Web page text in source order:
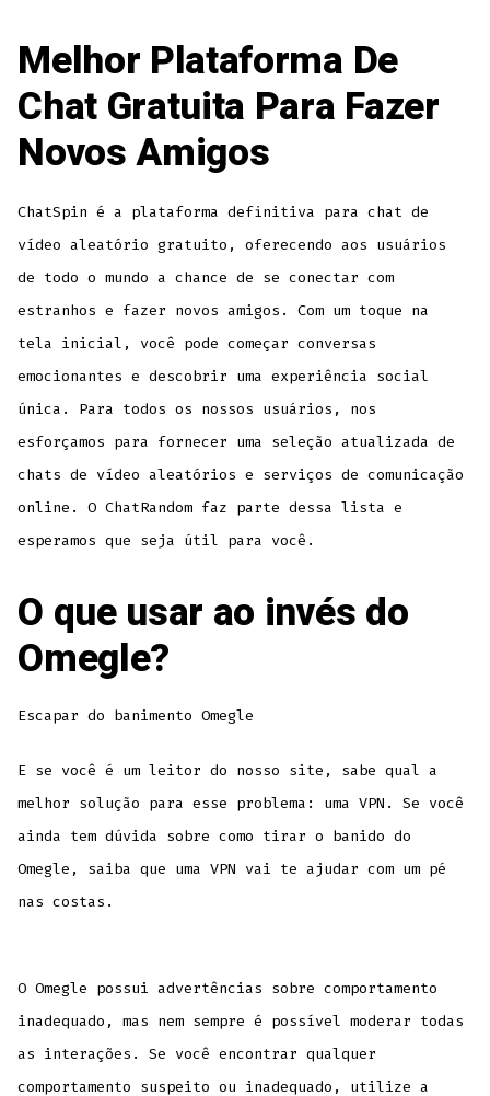
Melhor Plataforma De
Chat Gratuita Para Fazer
Novos Amigos
ChatSpin é a plataforma definitiva para chat de
vídeo aleatório gratuito, oferecendo aos usuários
de todo o mundo a chance de se conectar com
estranhos e fazer novos amigos. Com um toque na
tela inicial, você pode começar conversas
emocionantes e descobrir uma experiência social
única. Para todos os nossos usuários, nos
esforçamos para fornecer uma seleção atualizada de
chats de vídeo aleatórios e serviços de comunicação
online. O ChatRandom faz parte dessa lista e
esperamos que seja útil para você.
O que usar ao invés do
Omegle?
Escapar do banimento Omegle
E se você é um leitor do nosso site, sabe qual a
melhor solução para esse problema: uma VPN. Se você
ainda tem dúvida sobre como tirar o banido do
Omegle, saiba que uma VPN vai te ajudar com um pé
nas costas.
O Omegle possui advertências sobre comportamento
inadequado, mas nem sempre é possível moderar todas
as interações. Se você encontrar qualquer
comportamento suspeito ou inadequado, utilize a